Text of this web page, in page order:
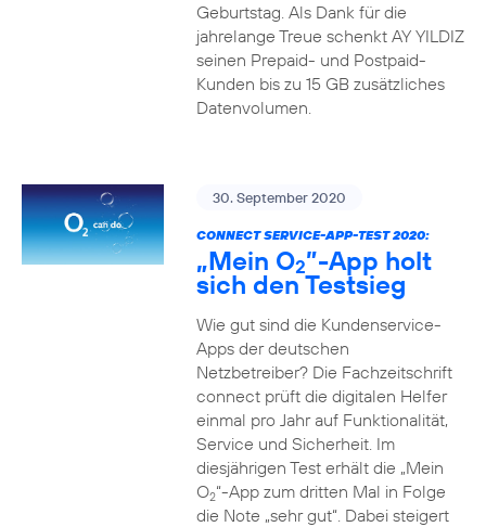
Geburtstag. Als Dank für die
jahrelange Treue schenkt AY YILDIZ
seinen Prepaid- und Postpaid-
Kunden bis zu 15 GB zusätzliches
Datenvolumen.
30. September 2020
CONNECT SERVICE-APP-TEST 2020:
„Mein O2”-App holt
sich den Testsieg
Wie gut sind die Kundenservice-
Apps der deutschen
Netzbetreiber? Die Fachzeitschrift
connect prüft die digitalen Helfer
einmal pro Jahr auf Funktionalität,
Service und Sicherheit. Im
diesjährigen Test erhält die „Mein
O2“-App zum dritten Mal in Folge
die Note „sehr gut“. Dabei steigert